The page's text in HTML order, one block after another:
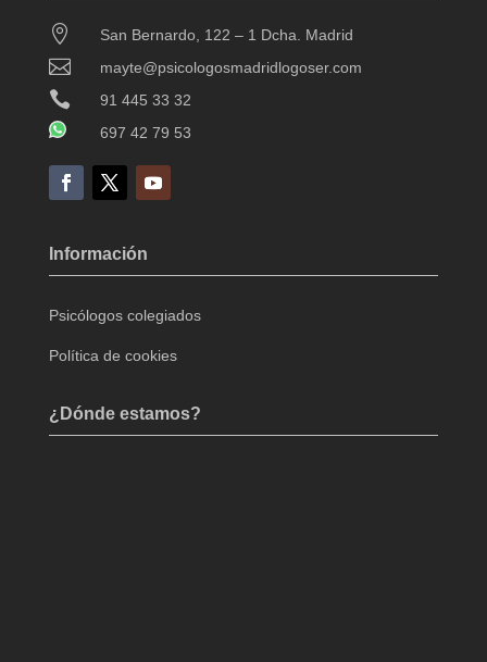
 San Bernardo, 122 – 1 Dcha. Madrid
 mayte@psicologosmadridlogoser.com

91 445 33 32
697 42 79 53
Información
Psicólogos colegiados
Política de cookies
¿Dónde estamos?